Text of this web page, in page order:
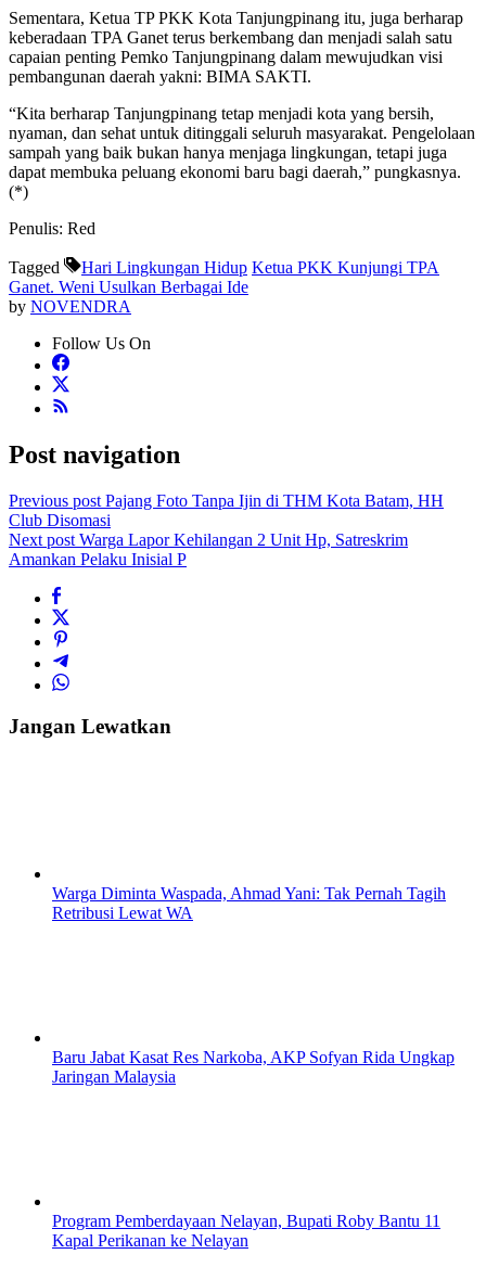
Sementara, Ketua TP PKK Kota Tanjungpinang itu, juga berharap
keberadaan TPA Ganet terus berkembang dan menjadi salah satu
capaian penting Pemko Tanjungpinang dalam mewujudkan visi
pembangunan daerah yakni: BIMA SAKTI.
“Kita berharap Tanjungpinang tetap menjadi kota yang bersih,
nyaman, dan sehat untuk ditinggali seluruh masyarakat. Pengelolaan
sampah yang baik bukan hanya menjaga lingkungan, tetapi juga
dapat membuka peluang ekonomi baru bagi daerah,” pungkasnya.
(*)
Penulis: Red
Tagged Hari Lingkungan Hidup Ketua PKK Kunjungi TPA
Ganet. Weni Usulkan Berbagai Ide
by NOVENDRA
Follow Us On
Post navigation
Previous post Pajang Foto Tanpa Ijin di THM Kota Batam, HH
Club Disomasi
Next post Warga Lapor Kehilangan 2 Unit Hp, Satreskrim
Amankan Pelaku Inisial P
Jangan Lewatkan
Warga Diminta Waspada, Ahmad Yani: Tak Pernah Tagih
Retribusi Lewat WA
Baru Jabat Kasat Res Narkoba, AKP Sofyan Rida Ungkap
Jaringan Malaysia
Program Pemberdayaan Nelayan, Bupati Roby Bantu 11
Kapal Perikanan ke Nelayan